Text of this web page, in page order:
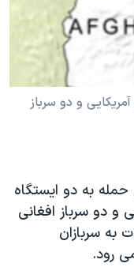
و دو سرباز
به دو ایستگاه
و دو سرباز افغانی
به سربازان
رود.